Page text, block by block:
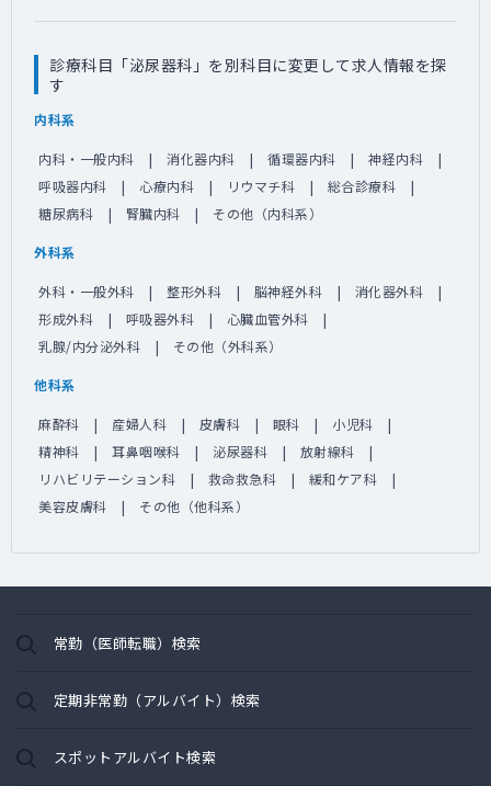
診療科目「泌尿器科」を別科目に変更して求人情報を探
す
内科系
内科・一般内科 消化器内科 循環器内科
神経内科
呼吸器内科
心療内科 リウマチ科
総合診療科
糖尿病科
腎臓内科 その他（内科系）
外科系
外科・一般外科 整形外科 脳神経外科
消化器外科
形成外科
呼吸器外科
心臓血管外科
乳腺/内分泌外科
その他（外科系）
他科系
麻酔科 産婦人科 皮膚科 眼科
小児科
精神科
耳鼻咽喉科 泌尿器科
放射線科
リハビリテーション科
救命救急科
緩和ケア科
美容皮膚科
その他（他科系）
常勤（医師転職）検索
定期非常勤（アルバイト）検索
スポットアルバイト検索